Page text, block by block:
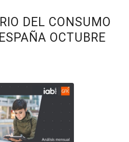
DEL CONSUMO
OCTUBRE